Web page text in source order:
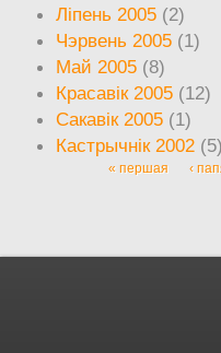
Ліпень 2005 (2)
Чэрвень 2005 (1)
Май 2005 (8)
Красавік 2005 (12)
Сакавік 2005 (1)
Кастрычнік 2002 (5)
Старонкі
« першая ‹